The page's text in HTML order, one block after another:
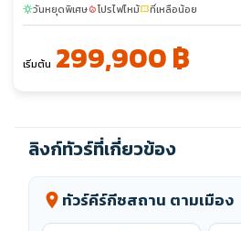
กลางแจ้งรอยสลักหิน - หุบเขาเจตี-โอกุ
รัสเซียนออร์โธดอกซ์ - ทะเลสาบเคนดี
เลค - ชารีน แคนยอน - แบล็คแคนยอน
Skazka Mountain Resort - ชมระบ
วิหารเซนคอฟ - ตลาดกรีนบาซาร์ - ห้าง
sunnyวันหยุดพิเศษlocal_fire_departmentโปรไฟไหม้confirmation_numberที่เหลือน้อย
เริ่มต้น 299,900 ฿
ลิงก์ทัวร์ที่เกี่ยวข้อง
location_on ทัวร์คีร์กีซสถาน ตามเมือง